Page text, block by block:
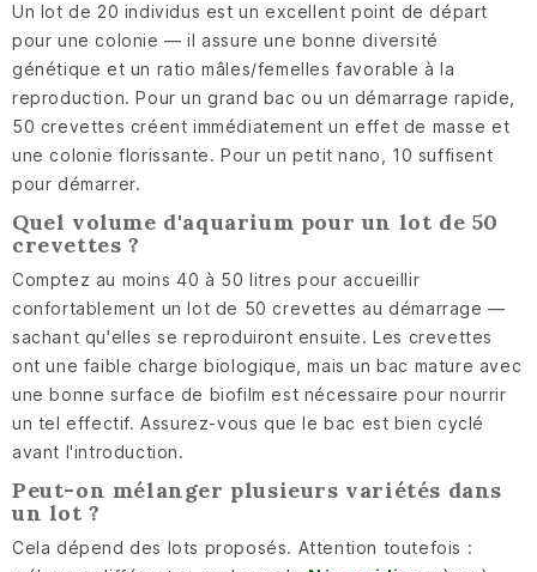
Un lot de 20 individus est un excellent point de départ
pour une colonie — il assure une bonne diversité
génétique et un ratio mâles/femelles favorable à la
reproduction. Pour un grand bac ou un démarrage rapide,
50 crevettes créent immédiatement un effet de masse et
une colonie florissante. Pour un petit nano, 10 suffisent
pour démarrer.
Quel volume d'aquarium pour un lot de 50
crevettes ?
Comptez au moins 40 à 50 litres pour accueillir
confortablement un lot de 50 crevettes au démarrage —
sachant qu'elles se reproduiront ensuite. Les crevettes
ont une faible charge biologique, mais un bac mature avec
une bonne surface de biofilm est nécessaire pour nourrir
un tel effectif. Assurez-vous que le bac est bien cyclé
avant l'introduction.
Peut-on mélanger plusieurs variétés dans
un lot ?
Cela dépend des lots proposés. Attention toutefois :